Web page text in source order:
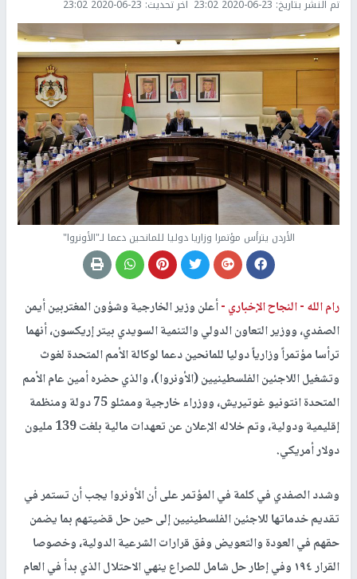
تم النشر بتاريخ: 2020-06-23 23:02 اخر تحديث: 2020-06-23 23:02
الأردن يترأس مؤتمرا وزاريا دوليا للمانحين دعما لـ"الأونروا"
رام الله -النجاح الإخباري -أعلن وزير الخارجية وشؤون المغتربين أيمن
الصفدي، ووزير التعاون الدولي والتنمية السويدي بيتر إريكسون، أنهما
ترأسا مؤتمراً وزارياً دوليا للمانحين دعما لوكالة الأمم المتحدة لغوث
وتشغيل اللاجئين الفلسطينيين (الأونروا)، والذي حضره أمين عام الأمم
المتحدة انتونيو غوتيريش، ووزراء خارجية وممثلو 75 دولة ومنظمة
إقليمية ودولية، وتم خلاله الإعلان عن تعهدات مالية بلغت 139 مليون
دولار أمريكي.
وشدد الصفدي في كلمة في المؤتمر على أن الأونروا يجب أن تستمر في
تقديم خدماتها للاجئين الفلسطينيين إلى حين حل قضيتهم بما يضمن
حقهم في العودة والتعويض وفق قرارات الشرعية الدولية، وخصوصا
القرار ١٩٤ وفي إطار حل شامل للصراع ينهي الاحتلال الذي بدأ في العام